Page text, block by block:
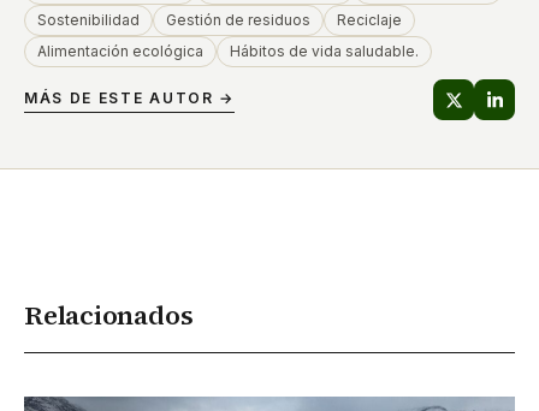
Sostenibilidad
Gestión de residuos
Reciclaje
Alimentación ecológica
Hábitos de vida saludable.
MÁS DE ESTE AUTOR →
Relacionados